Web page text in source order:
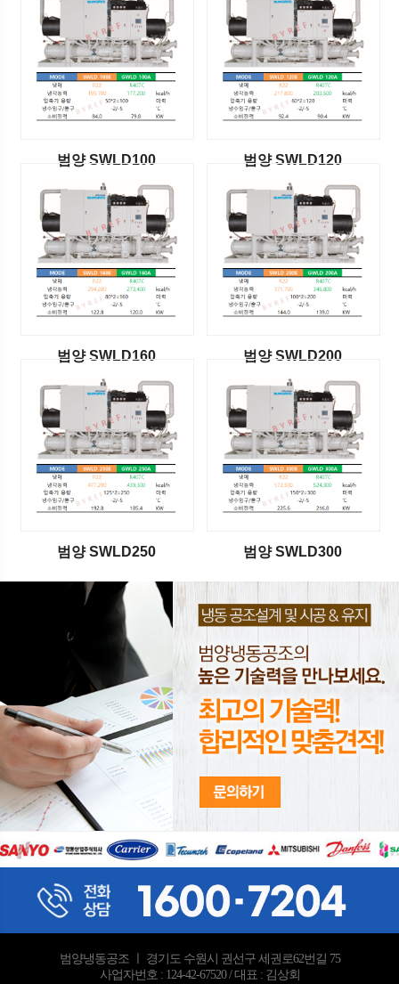
범양 SWLD100 범양 SWLD120
범양 SWLD160 범양 SWLD200
범양 SWLD250 범양 SWLD300
범양냉동공조 ㅣ 경기도 수원시 권선구 세권로62번길 75
사업자번호 : 124-42-67520 / 대표 : 김상회